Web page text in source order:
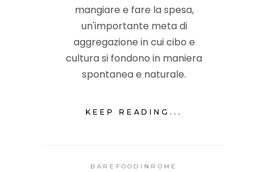
mangiare e fare la spesa,
un'importante meta di
aggregazione in cui cibo e
cultura si fondono in maniera
spontanea e naturale.
KEEP READING...
BAREFOODINROME